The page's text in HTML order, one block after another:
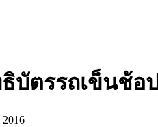
บัตรรถเข็นช้
2016